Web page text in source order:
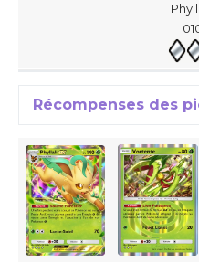
Récompenses des